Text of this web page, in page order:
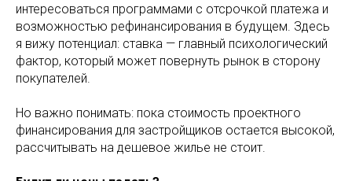
интересоваться программами с отсрочкой платежа и
возможностью рефинансирования в будущем. Здесь
я вижу потенциал: ставка — главный психологический
фактор, который может повернуть рынок в сторону
покупателей.
Но важно понимать: пока стоимость проектного
финансирования для застройщиков остается высокой,
рассчитывать на дешевое жилье не стоит.